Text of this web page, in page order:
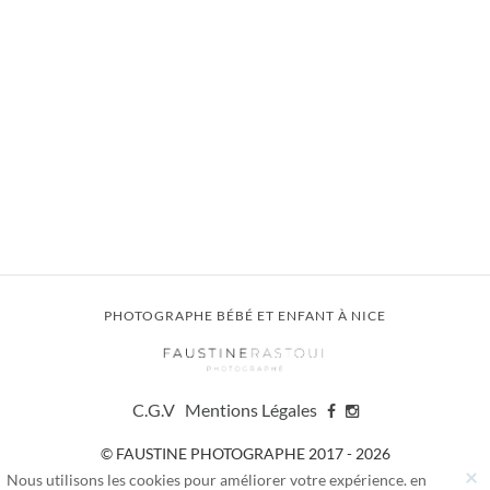
PHOTOGRAPHE BÉBÉ ET ENFANT À NICE
C.G.V Mentions Légales
© FAUSTINE PHOTOGRAPHE 2017 - 2026
-Création de Site Internet&
×
Nous utilisons les cookies pour améliorer votre expérience. en